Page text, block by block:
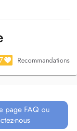
Recommandations
page FAQ ou
nous